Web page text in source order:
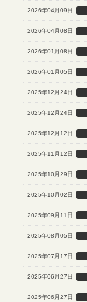
2026年04月09日
2026年04月08日
2026年01月08日
2026年01月05日
2025年12月24日
2025年12月24日
2025年12月12日
2025年11月12日
2025年10月29日
2025年10月02日
2025年09月11日
2025年08月05日
2025年07月17日
2025年06月27日
2025年06月27日